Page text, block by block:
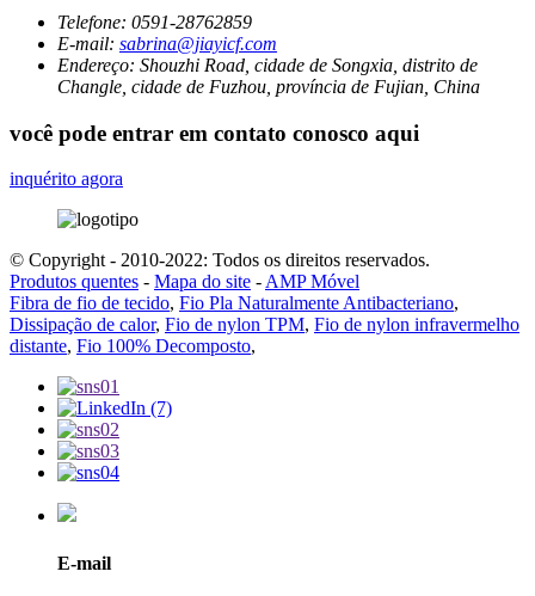
Telefone: 0591-28762859
E-mail: sabrina@jiayicf.com
Endereço: Shouzhi Road, cidade de Songxia, distrito de
Changle, cidade de Fuzhou, província de Fujian, China
você pode entrar em contato conosco aqui
inquérito agora
© Copyright - 2010-2022: Todos os direitos reservados.
Produtos quentes - Mapa do site -AMP Móvel
Fibra de fio de tecido, Fio Pla Naturalmente Antibacteriano,
Dissipação de calor, Fio de nylon TPM, Fio de nylon infravermelho
distante, Fio 100% Decomposto,
E-mail